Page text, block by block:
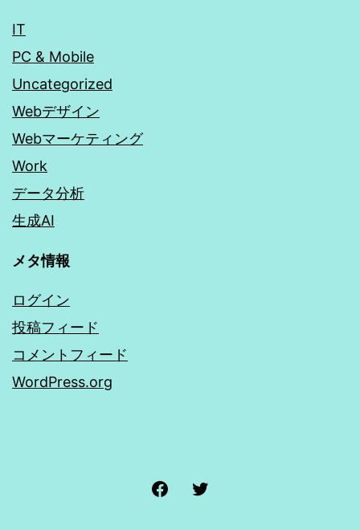
IT
PC & Mobile
Uncategorized
Webデザイン
Webマーケティング
Work
データ分析
生成AI
メタ情報
ログイン
投稿フィード
コメントフィード
WordPress.org
Facebook